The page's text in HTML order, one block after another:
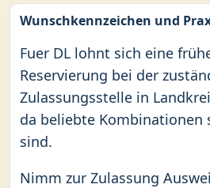
Wunschkennzeichen und
Fuer DL lohnt sich eine
Reservierung bei der
Zulassungsstelle in
da beliebte Kombinationen
sind.
Nimm zur Zulassung